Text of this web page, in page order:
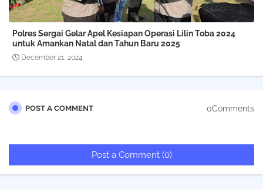
Polres Sergai Gelar Apel Kesiapan Operasi Lilin Toba 2024
untuk Amankan Natal dan Tahun Baru 2025
December 21, 2024
POST A COMMENT 0Comments
Post a Comment (0)